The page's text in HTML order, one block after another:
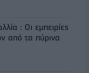
: Οι εμπειρίες
από τα πύρινα